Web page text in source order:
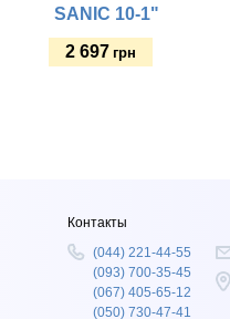
SANIC 10-1"
2 697 грн
Контакты
(044) 221-44-55
(093) 700-35-45
(067) 405-65-12
(050) 730-47-41